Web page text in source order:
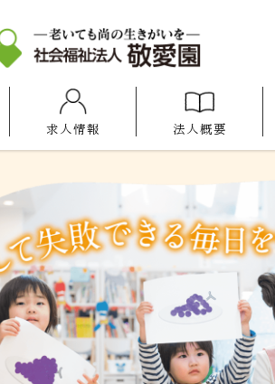
求人情報 法人概要